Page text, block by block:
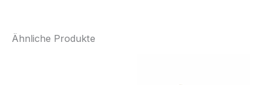
Ähnliche Produkte